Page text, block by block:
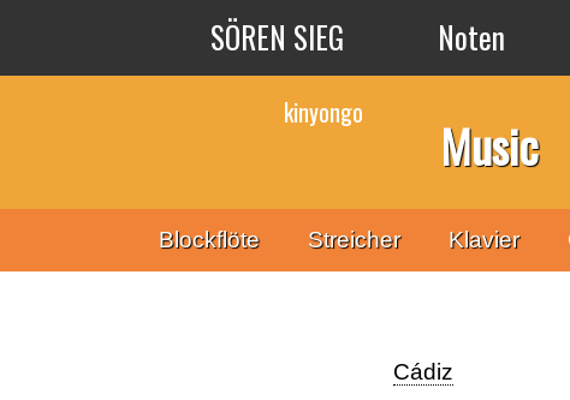
SÖREN SIEG Noten
kinyongo Music
Blockflöte Streicher Klavier
Cádiz